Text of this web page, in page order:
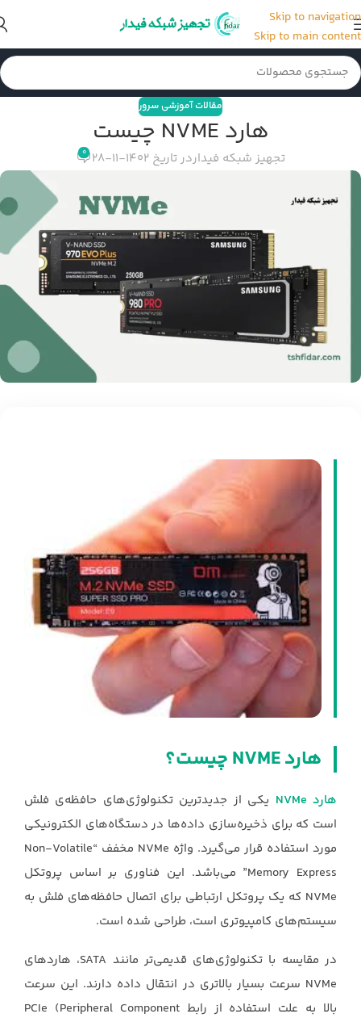
Skip to navigation
Skip to main content
مقالات آموزشی سرور
هارد NVME چیست
تجهیز شبکه فیداردر تاریخ 1402-11-28 0
هارد ‏NVME‏ چیست؟
هارد ‏NVMe‏
یکی از جدیدترین تکنولوژی‌های حافظه‌ی فلش
است که برای ذخیره‌سازی داده‌ها در ‏دستگاه‌های الکترونیکی
مورد استفاده قرار می‌گیرد. واژه ‏NVMe‏ مخفف “‏Non-Volatile
Memory ‎Express‏” می‌باشد. این فناوری بر اساس پروتکل
‏NVMe‏ که یک پروتکل ارتباطی برای اتصال حافظه‌های ‏فلش به
سیستم‌های کامپیوتری است، طراحی شده است.‏
در مقایسه با تکنولوژی‌های قدیمی‌تر مانند ‏SATA، هاردهای
‏NVMe‏ سرعت بسیار بالاتری در انتقال داده ‏دارند. این سرعت
بالا به علت استفاده از رابط ‏PCIe (Peripheral Component